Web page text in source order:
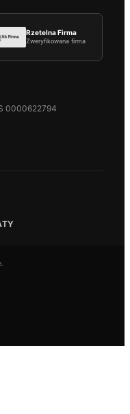
Rzetelna Firma
Zweryfikowana firma
0000622794